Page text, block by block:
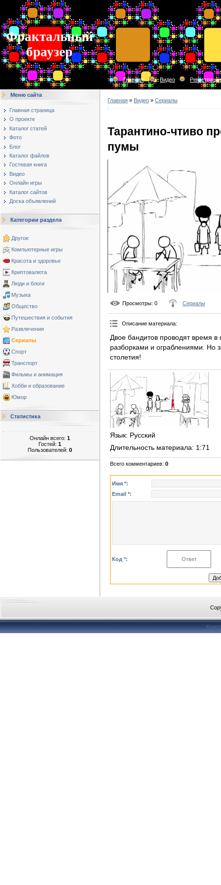
Фрактальный
браузер
Главная Видео Регистрация
Меню сайта
Главная страница
О проекте
Каталог статей
Фото
Блог
Каталог файлов
Гостевая книга
Видео
Онлайн игры
Каталог сайтов
Доска объявлений
Категории раздела
Другое
Компьютерные игры
Красота и здоровье
Криптовалюта
Люди и блоги
Музыка
Общество
Путешествия и события
Развлечения
Сериалы
Спорт
Транспорт
Фильмы и анимация
Хобби и образование
Юмор
Статистика
Онлайн всего: 1
Гостей: 1
Пользователей: 0
Главная » Видео » Сериалы
Тарантино-чтиво
пумы
Просмотры: 0 Сериалы
Описание материала:
Двое бандитов проводят время
разборками и ограблениями. Но
столетия!
Язык: Русский
Длительность материала: 1:71
Всего комментариев: 0
Имя *:
Email *:
Код *: